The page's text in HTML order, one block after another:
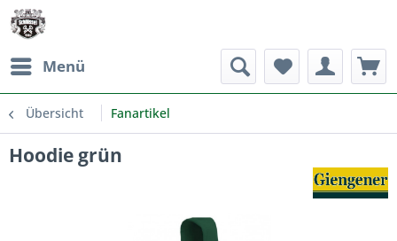
Menü
Übersicht Fanartikel
Hoodie grün